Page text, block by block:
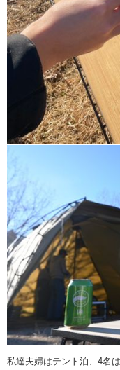
私達夫婦はテント泊、4名